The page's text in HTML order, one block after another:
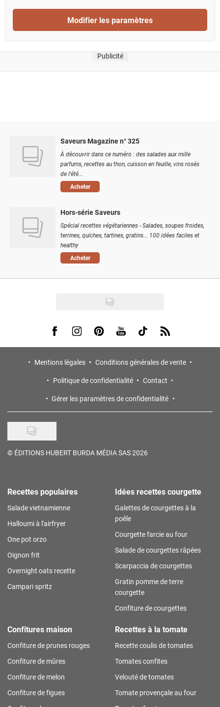
Modifier les paramètres
Publicité
Saveurs Magazine n° 325
À découvrir dans ce numéro : des salades aux mille
parfums, recettes au thon, cuisson en feuille, vins rosés
de l'été...
Acheter
Hors-série Saveurs
Spécial recettes végétariennes - Salades, soupes froides,
terrines, quiches, tartines, gratins... 100 idées faciles et
healthy
Acheter
Visit us on Facebook
Visit us on Instagram
Visit us on Pinterest
Visit us on Youtube
Visit us on Tiktok
Visit us on Rss
Mentions légales
Conditions générales de vente
Politique de confidentialité
Contact
Gérer les paramètres de confidentialité
© ÉDITIONS HUBERT BURDA MÉDIA SAS 2026
Recettes populaires
Salade vietnamienne
Halloumi à l'airfryer
One pot orzo
Oignon frit
Overnight oats recette
Campari spritz
Idées recettes courgette
Galettes de courgettes à la
poêle
Courgette farcie au four
Salade de courgettes râpées
Scarpaccia de courgettes
Gratin pomme de terre
courgette
Confiture de courgettes
Confitures maison
Confiture de prunes rouges
Confiture de mûres
Confiture de melon
Confiture de figues
Recettes à la tomate
Recette coulis de tomates
Tomates confites
Velouté de tomates
Tomate provençale au four